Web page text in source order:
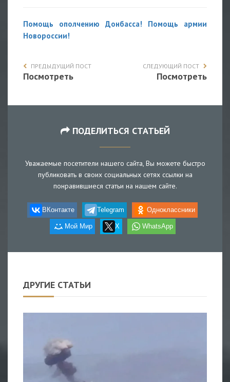
Помощь ополчению Донбасса! Помощь армии
Новороссии!
ПРЕДЫДУЩИЙ ПОСТ
Посмотреть
СЛЕДУЮЩИЙ ПОСТ
Посмотреть
ПОДЕЛИТЬСЯ СТАТЬЕЙ
Уважаемые посетители нашего сайта, Вы можете быстро
публиковать в своих социальных сетях ссылки на
понравившиеся статьи на нашем сайте.
ВКонтакте Telegram Одноклассники
Мой Мир X WhatsApp
ДРУГИЕ СТАТЬИ